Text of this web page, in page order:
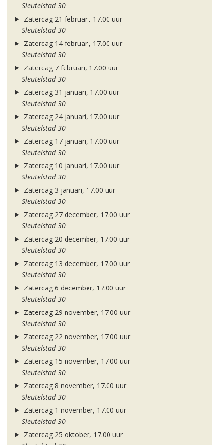
Sleutelstad 30
Zaterdag 21 februari, 17.00 uur
Sleutelstad 30
Zaterdag 14 februari, 17.00 uur
Sleutelstad 30
Zaterdag 7 februari, 17.00 uur
Sleutelstad 30
Zaterdag 31 januari, 17.00 uur
Sleutelstad 30
Zaterdag 24 januari, 17.00 uur
Sleutelstad 30
Zaterdag 17 januari, 17.00 uur
Sleutelstad 30
Zaterdag 10 januari, 17.00 uur
Sleutelstad 30
Zaterdag 3 januari, 17.00 uur
Sleutelstad 30
Zaterdag 27 december, 17.00 uur
Sleutelstad 30
Zaterdag 20 december, 17.00 uur
Sleutelstad 30
Zaterdag 13 december, 17.00 uur
Sleutelstad 30
Zaterdag 6 december, 17.00 uur
Sleutelstad 30
Zaterdag 29 november, 17.00 uur
Sleutelstad 30
Zaterdag 22 november, 17.00 uur
Sleutelstad 30
Zaterdag 15 november, 17.00 uur
Sleutelstad 30
Zaterdag 8 november, 17.00 uur
Sleutelstad 30
Zaterdag 1 november, 17.00 uur
Sleutelstad 30
Zaterdag 25 oktober, 17.00 uur